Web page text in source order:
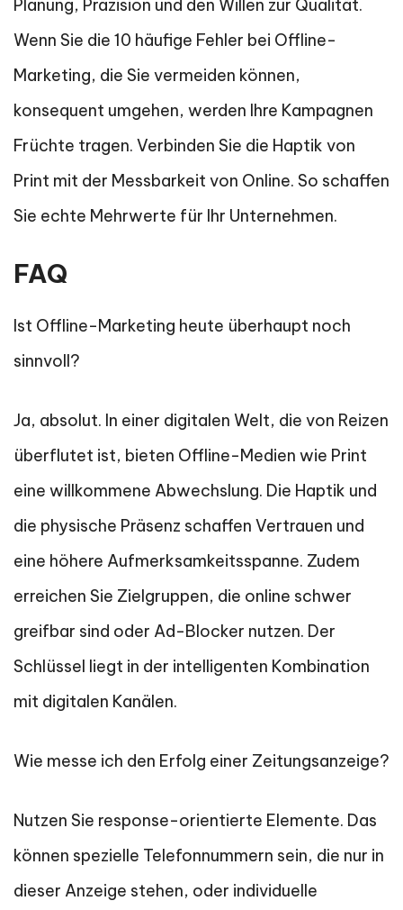
Planung, Präzision und den Willen zur Qualität.
Wenn Sie die 10 häufige Fehler bei Offline-
Marketing, die Sie vermeiden können,
konsequent umgehen, werden Ihre Kampagnen
Früchte tragen. Verbinden Sie die Haptik von
Print mit der Messbarkeit von Online. So schaffen
Sie echte Mehrwerte für Ihr Unternehmen.
FAQ
Ist Offline-Marketing heute überhaupt noch
sinnvoll?
Ja, absolut. In einer digitalen Welt, die von Reizen
überflutet ist, bieten Offline-Medien wie Print
eine willkommene Abwechslung. Die Haptik und
die physische Präsenz schaffen Vertrauen und
eine höhere Aufmerksamkeitsspanne. Zudem
erreichen Sie Zielgruppen, die online schwer
greifbar sind oder Ad-Blocker nutzen. Der
Schlüssel liegt in der intelligenten Kombination
mit digitalen Kanälen.
Wie messe ich den Erfolg einer Zeitungsanzeige?
Nutzen Sie response-orientierte Elemente. Das
können spezielle Telefonnummern sein, die nur in
dieser Anzeige stehen, oder individuelle